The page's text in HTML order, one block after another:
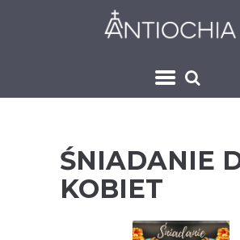
ŚNIADANIE
KOBIET